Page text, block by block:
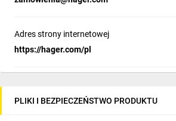
Adres strony internetowej
https://hager.com/pl
PLIKI I BEZPIECZEŃSTWO PRODUKTU